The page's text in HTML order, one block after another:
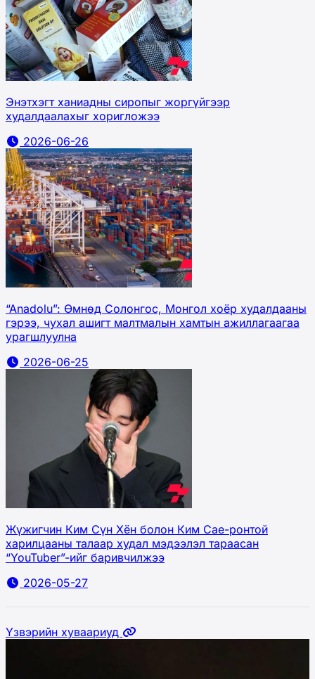
Энэтхэгт ханиадны сиропыг жоргүйгээр
худалдаалахыг хоригложээ
2026-06-26
“Anadolu”: Өмнөд Солонгос, Монгол хоёр худалдааны
гэрээ, чухал ашигт малтмалын хамтын ажиллагаагаа
урагшлуулна
2026-06-25
Жүжигчин Ким Сүн Хён болон Ким Сае-ронтой
харилцааны талаар худал мэдээлэл тараасан
“YouTuber”-ийг баривчилжээ
2026-05-27
Үзвэрийн хуваариуд